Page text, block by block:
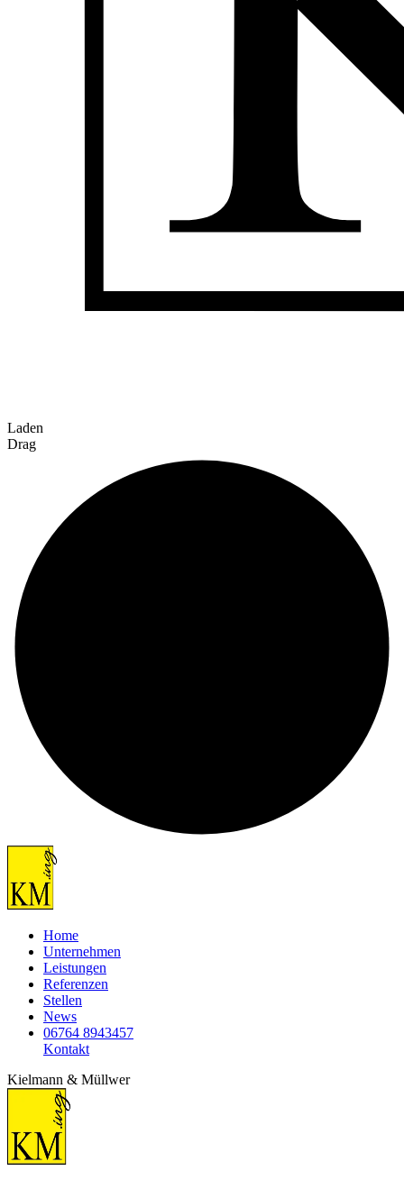
Laden
Drag
Home
Unternehmen
Leistungen
Referenzen
Stellen
News
06764 8943457
Kontakt
Kielmann & Müllwer